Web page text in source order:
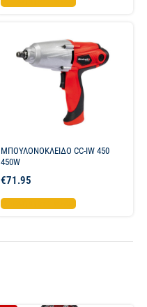
ΜΠΟΥΛΟΝΟΚΛΕΙΔΟ CC-IW 450
450W
€71.95
Προσθήκη στο καλάθι